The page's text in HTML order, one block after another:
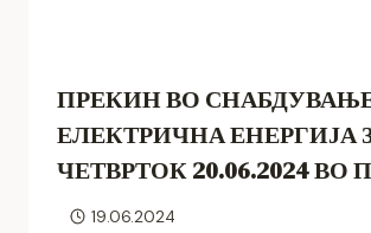
ПРЕКИН ВО
ЕЛЕКТРИЧНА ЕНЕРГИЈА
ЧЕТВРТОК 20.06.2024 ВО
19.06.2024